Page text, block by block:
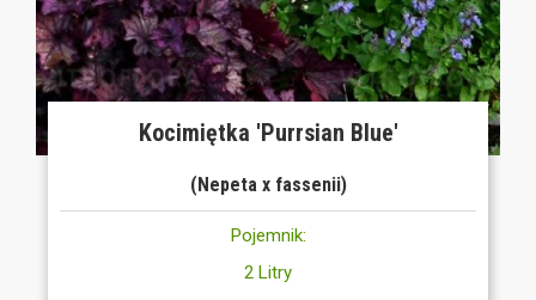
Kocimiętka 'Purrsian Blue'
(Nepeta x fassenii)
Pojemnik:
2 Litry